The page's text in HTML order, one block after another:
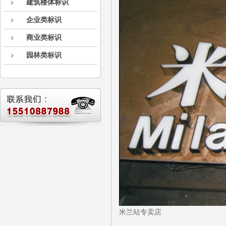
建筑楼体标识
企业类标识
商业类标识
园林类标识
米兰站专卖店